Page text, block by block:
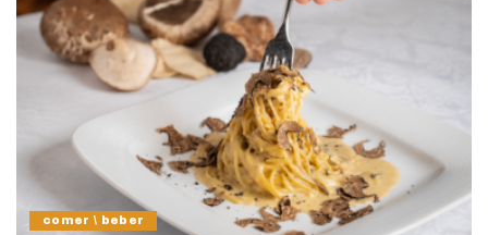
comer \ beber